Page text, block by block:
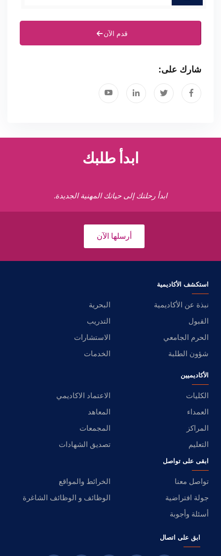
قدم الآن
شارك على:
ابدأ طلبك
ابدأ رحلتك إلى حياتك المهنية الجديدة.
أرسلها الآن
استكشف الأكاديمية
نبذة عن الأكاديمية
البحرية
القبول
التدريب
الحرم الجامعي
الاستشارات
شؤون الطلبة
الخدمات
الأكاديميين
الكليات
الاعتماد الاكاديمي
العمداء
المعاهد
المراكز
المجمعات
التعليم
تصديق الشهادات
ابقى على تواصل
تواصل معنا
الخرائط والمواقع
جولة افتراضية
الوظائف و الوظائف الشاغرة
أسئلة وأجوبة
ابق على اتصال